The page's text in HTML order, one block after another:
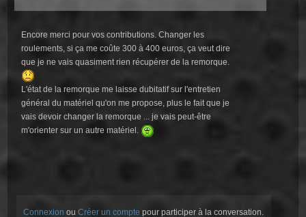
Encore merci pour vos contributions. Changer les
roulements, si ça me coûte 300 à 400 euros, ça veut dire
que je ne vais quasiment rien récupérer de la remorque.
L'état de la remorque me laisse dubitatif sur l'entretien
général du matériel qu'on me propose, plus le fait que je
vais devoir changer la remorque ... je vais peut-être
m'orienter sur un autre matériel.
Connexion ouCréer un compte pour participer à la conversation.